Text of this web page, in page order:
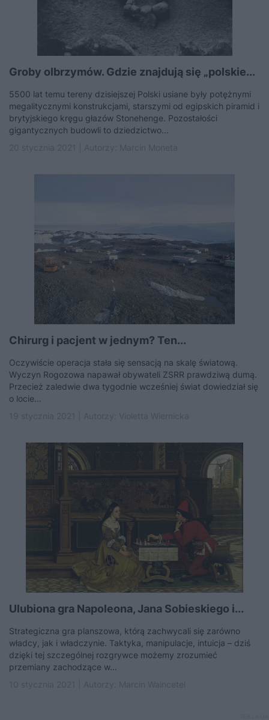
Groby olbrzymów. Gdzie znajdują się „polskie...
5500 lat temu tereny dzisiejszej Polski usiane były potężnymi
megalitycznymi konstrukcjami, starszymi od egipskich piramid i
brytyjskiego kręgu głazów Stonehenge. Pozostałości
gigantycznych budowli to dziedzictwo...
Chirurg i pacjent w jednym? Ten...
Oczywiście operacja stała się sensacją na skalę światową.
Wyczyn Rogozowa napawał obywateli ZSRR prawdziwą dumą.
Przecież zaledwie dwa tygodnie wcześniej świat dowiedział się
o locie...
Ulubiona gra Napoleona, Jana Sobieskiego i...
Strategiczna gra planszowa, którą zachwycali się zarówno
władcy, jak i władczynie. Taktyka, manipulacje, intuicja – dziś
dzięki tej szczególnej rozgrywce możemy zrozumieć
przemiany zachodzące w...